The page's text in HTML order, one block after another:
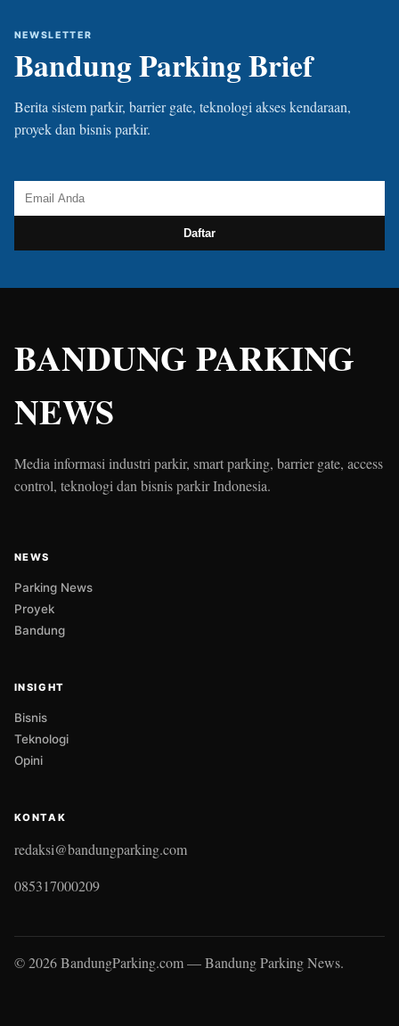
NEWSLETTER
Bandung Parking Brief
Berita sistem parkir, barrier gate, teknologi akses kendaraan,
proyek dan bisnis parkir.
Daftar
BANDUNG PARKING
NEWS
Media informasi industri parkir, smart parking, barrier gate, access
control, teknologi dan bisnis parkir Indonesia.
NEWS
Parking News
Proyek
Bandung
INSIGHT
Bisnis
Teknologi
Opini
KONTAK
redaksi@bandungparking.com
085317000209
© 2026 BandungParking.com — Bandung Parking News.